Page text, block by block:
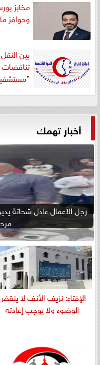
مخابز
وحوافز
بين
تناقضات
أخبار تهمك
رجل الأعمال عادل شحاتة
الإفتاء: نزيف الأنف لا
الوضوء ولا يوجب إعادته